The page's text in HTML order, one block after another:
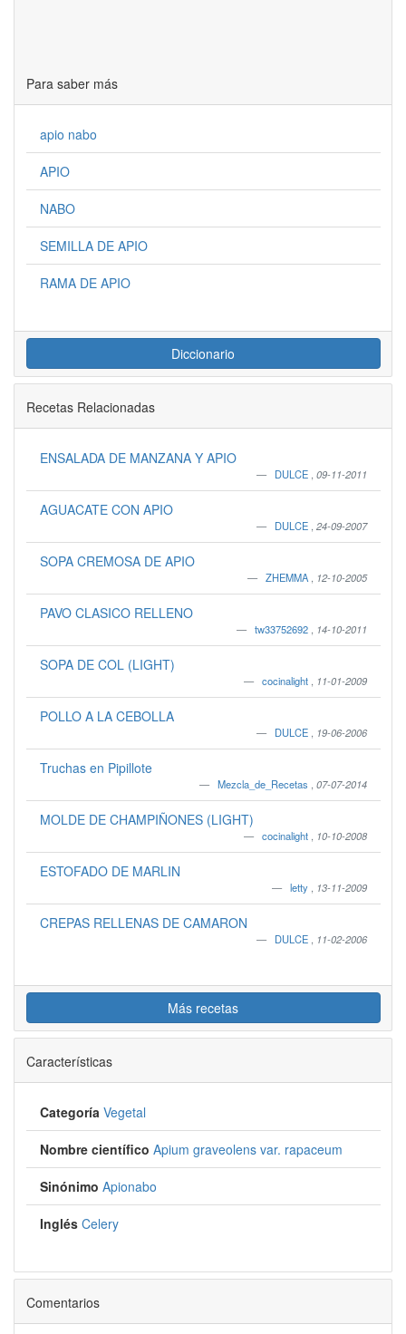
Para saber más
apio nabo
APIO
NABO
SEMILLA DE APIO
RAMA DE APIO
Diccionario
Recetas Relacionadas
ENSALADA DE MANZANA Y APIO
DULCE 09-11-2011
AGUACATE CON APIO
DULCE 24-09-2007
SOPA CREMOSA DE APIO
ZHEMMA 12-10-2005
PAVO CLASICO RELLENO
tw33752692 14-10-2011
SOPA DE COL (LIGHT)
cocinalight 11-01-2009
POLLO A LA CEBOLLA
DULCE 19-06-2006
Truchas en Pipillote
Mezcla_de_Recetas 07-07-2014
MOLDE DE CHAMPIÑONES (LIGHT)
cocinalight 10-10-2008
ESTOFADO DE MARLIN
letty 13-11-2009
CREPAS RELLENAS DE CAMARON
DULCE 11-02-2006
Más recetas
Características
Categoría Vegetal
Nombre científico Apium graveolens var. rapaceum
Sinónimo Apionabo
Inglés Celery
Comentarios